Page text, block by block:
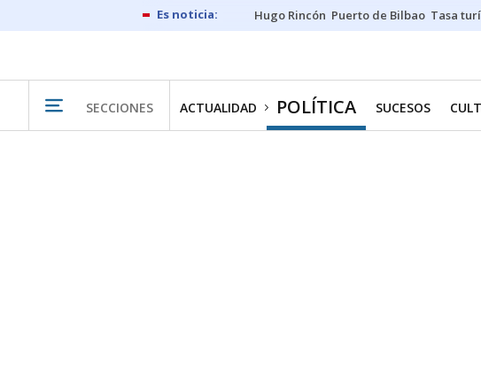
Hugo Rincón Puerto de Bilbao Tasa
SECCIONES ACTUALIDAD POLÍTICA SUCESOS